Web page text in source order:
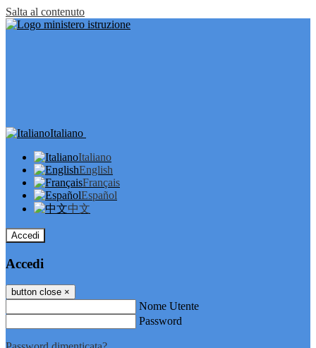
Salta al contenuto
Italiano
Italiano
English
Français
Español
中文
Accedi
Accedi
button close ×
Nome Utente
Password